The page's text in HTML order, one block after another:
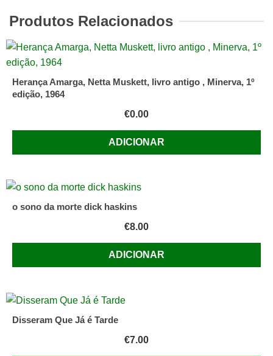
Polden
Bárbara
Whiteford.
Publicações
Dom
Produtos Relacionados
Herança Amarga, Netta Muskett, livro antigo , Minerva, 1º
edição, 1964
€0.00
ADICIONAR
o sono da morte dick haskins
€8.00
ADICIONAR
Disseram Que Já é Tarde
€7.00